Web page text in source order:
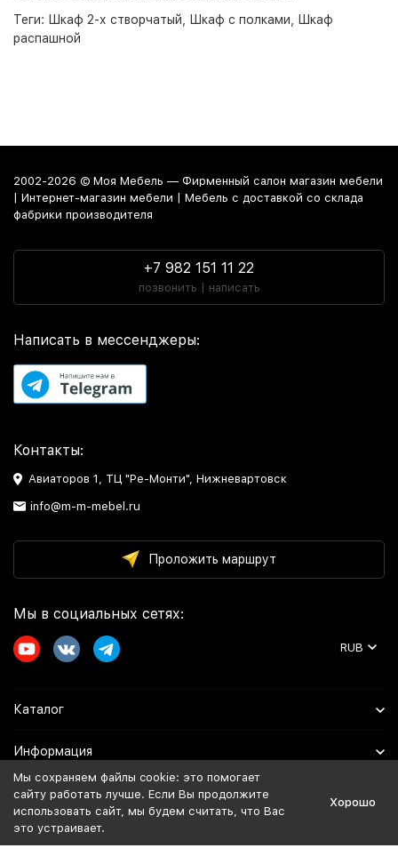
Теги: Шкаф 2-х створчатый Шкаф с полками
Шкаф
распашной
2002-2026 © Моя Мебель — Фирменный салон магазин мебели
| Интернет-магазин мебели | Мебель с доставкой со склада
фабрики производителя
+7 982 151 11 22
позвонить | написать
Написать в мессенджеры:
Контакты:
Авиаторов 1, ТЦ "Ре-Монти", Нижневартовск
info@m-m-mebel.ru
Проложить маршрут
Мы в социальных сетях:
RUB
Каталог
Информация
Помощь
Политика персональных данных
Мы сохраняем файлы cookie: это помогает
сайту работать лучше. Если Вы продолжите
использовать сайт, мы будем считать, что Вас
это устраивает.
Хорошо